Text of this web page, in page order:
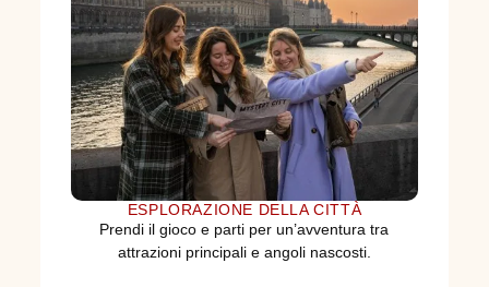
ESPLORAZIONE DELLA CITTÀ
Prendi il gioco e parti per un’avventura tra
attrazioni principali e angoli nascosti.